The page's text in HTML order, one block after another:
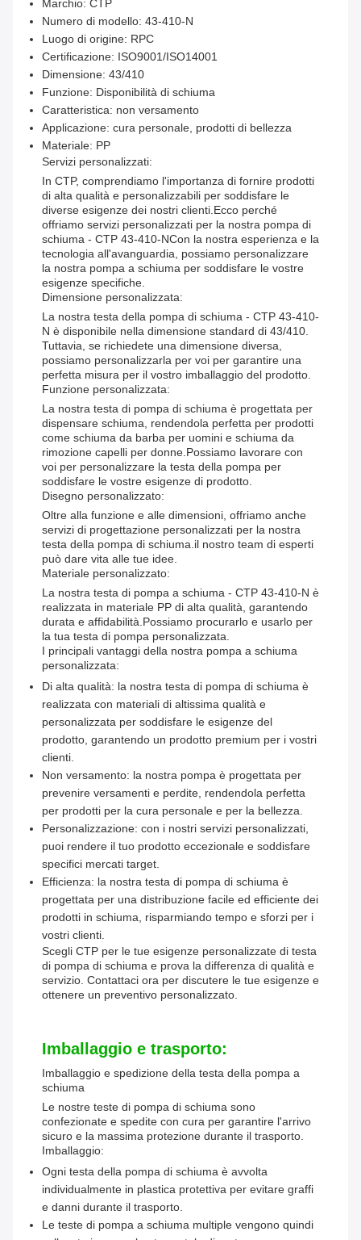
Marchio: CTP
Numero di modello: 43-410-N
Luogo di origine: RPC
Certificazione: ISO9001/ISO14001
Dimensione: 43/410
Funzione: Disponibilità di schiuma
Caratteristica: non versamento
Applicazione: cura personale, prodotti di bellezza
Materiale: PP
Servizi personalizzati:
In CTP, comprendiamo l'importanza di fornire prodotti
di alta qualità e personalizzabili per soddisfare le
diverse esigenze dei nostri clienti.Ecco perché
offriamo servizi personalizzati per la nostra pompa di
schiuma - CTP 43-410-NCon la nostra esperienza e la
tecnologia all'avanguardia, possiamo personalizzare
la nostra pompa a schiuma per soddisfare le vostre
esigenze specifiche.
Dimensione personalizzata:
La nostra testa della pompa di schiuma - CTP 43-410-
N è disponibile nella dimensione standard di 43/410.
Tuttavia, se richiedete una dimensione diversa,
possiamo personalizzarla per voi per garantire una
perfetta misura per il vostro imballaggio del prodotto.
Funzione personalizzata:
La nostra testa di pompa di schiuma è progettata per
dispensare schiuma, rendendola perfetta per prodotti
come schiuma da barba per uomini e schiuma da
rimozione capelli per donne.Possiamo lavorare con
voi per personalizzare la testa della pompa per
soddisfare le vostre esigenze di prodotto.
Disegno personalizzato:
Oltre alla funzione e alle dimensioni, offriamo anche
servizi di progettazione personalizzati per la nostra
testa della pompa di schiuma.il nostro team di esperti
può dare vita alle tue idee.
Materiale personalizzato:
La nostra testa di pompa a schiuma - CTP 43-410-N è
realizzata in materiale PP di alta qualità, garantendo
durata e affidabilità.Possiamo procurarlo e usarlo per
la tua testa di pompa personalizzata.
I principali vantaggi della nostra pompa a schiuma
personalizzata:
Di alta qualità: la nostra testa di pompa di schiuma è
realizzata con materiali di altissima qualità e
personalizzata per soddisfare le esigenze del
prodotto, garantendo un prodotto premium per i vostri
clienti.
Non versamento: la nostra pompa è progettata per
prevenire versamenti e perdite, rendendola perfetta
per prodotti per la cura personale e per la bellezza.
Personalizzazione: con i nostri servizi personalizzati,
puoi rendere il tuo prodotto eccezionale e soddisfare
specifici mercati target.
Efficienza: la nostra testa di pompa di schiuma è
progettata per una distribuzione facile ed efficiente dei
prodotti in schiuma, risparmiando tempo e sforzi per i
vostri clienti.
Scegli CTP per le tue esigenze personalizzate di testa
di pompa di schiuma e prova la differenza di qualità e
servizio. Contattaci ora per discutere le tue esigenze e
ottenere un preventivo personalizzato.
Imballaggio e trasporto:
Imballaggio e spedizione della testa della pompa a
schiuma
Le nostre teste di pompa di schiuma sono
confezionate e spedite con cura per garantire l'arrivo
sicuro e la massima protezione durante il trasporto.
Imballaggio:
Ogni testa della pompa di schiuma è avvolta
individualmente in plastica protettiva per evitare graffi
e danni durante il trasporto.
Le teste di pompa a schiuma multiple vengono quindi